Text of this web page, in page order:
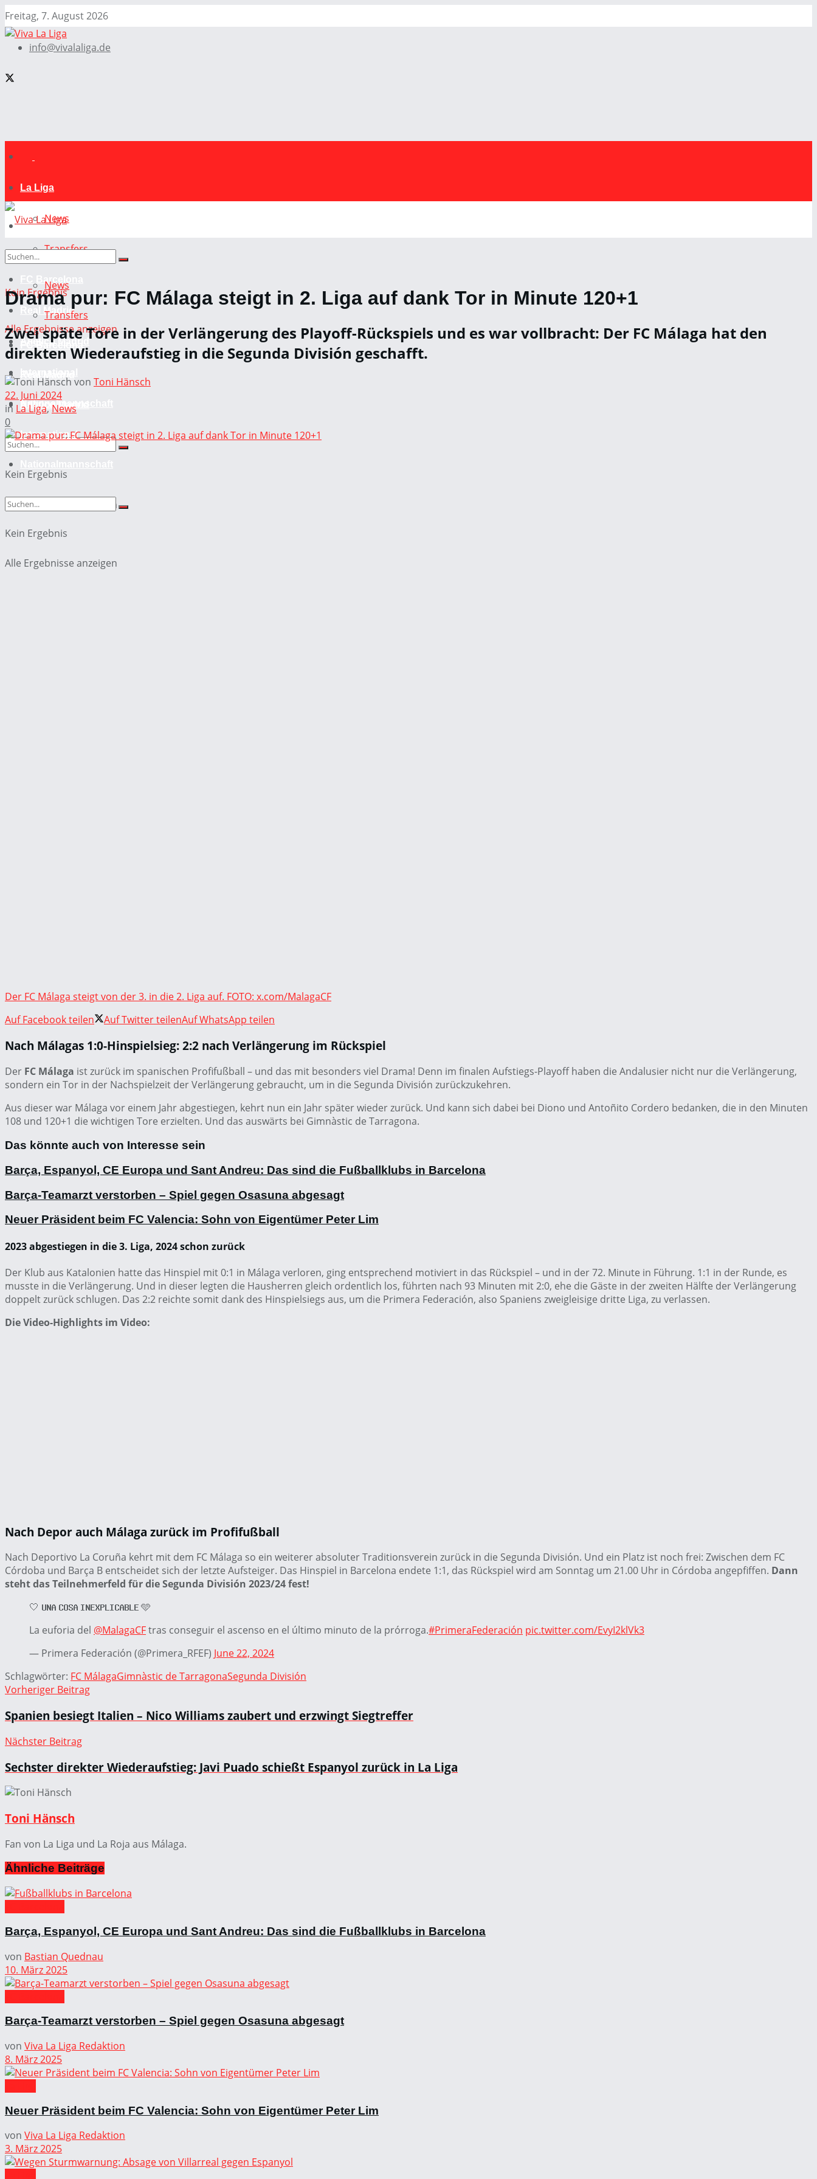
Freitag, 7. August 2026
info@vivalaliga.de
La Liga
News
Transfers
FC Barcelona
Real Madrid
Atletico Madrid
Nationalmannschaft
Kein Ergebnis
Alle Ergebnisse anzeigen
La Liga
News
Transfers
FC Barcelona
Atletico Madrid
International
Kein Ergebnis
Alle Ergebnisse anzeigen
Kein Ergebnis
Alle Ergebnisse anzeigen
Drama pur: FC Málaga steigt in 2. Liga auf dank Tor in Minute 120+1
Zwei späte Tore in der Verlängerung des Playoff-Rückspiels und es war vollbracht: Der FC Málaga hat den
direkten Wiederaufstieg in die Segunda División geschafft.
von Toni Hänsch
22. Juni 2024
in La Liga, News
0
Der FC Málaga steigt von der 3. in die 2. Liga auf. FOTO: x.com/MalagaCF
Auf Facebook teilen
Auf Twitter teilenAuf WhatsApp teilen
Nach Málagas 1:0-Hinspielsieg: 2:2 nach Verlängerung im Rückspiel
Der FC Málaga ist zurück im spanischen Profifußball – und das mit besonders viel Drama! Denn im finalen Aufstiegs-Playoff haben die Andalusier nicht nur die Verlängerung,
sondern ein Tor in der Nachspielzeit der Verlängerung gebraucht, um in die Segunda División zurückzukehren.
Aus dieser war Málaga vor einem Jahr abgestiegen, kehrt nun ein Jahr später wieder zurück. Und kann sich dabei bei Diono und Antoñito Cordero bedanken, die in den Minuten
108 und 120+1 die wichtigen Tore erzielten. Und das auswärts bei Gimnàstic de Tarragona.
Das könnte auch von Interesse sein
Barça, Espanyol, CE Europa und Sant Andreu: Das sind die Fußballklubs in Barcelona
Barça-Teamarzt verstorben – Spiel gegen Osasuna abgesagt
Neuer Präsident beim FC Valencia: Sohn von Eigentümer Peter Lim
2023 abgestiegen in die 3. Liga, 2024 schon zurück
Der Klub aus Katalonien hatte das Hinspiel mit 0:1 in Málaga verloren, ging entsprechend motiviert in das Rückspiel – und in der 72. Minute in Führung. 1:1 in der Runde, es
musste in die Verlängerung. Und in dieser legten die Hausherren gleich ordentlich los, führten nach 93 Minuten mit 2:0, ehe die Gäste in der zweiten Hälfte der Verlängerung
doppelt zurück schlugen. Das 2:2 reichte somit dank des Hinspielsiegs aus, um die Primera Federación, also Spaniens zweigleisige dritte Liga, zu verlassen.
Die Video-Highlights im Video:
Nach Depor auch Málaga zurück im Profifußball
Nach Deportivo La Coruña kehrt mit dem FC Málaga so ein weiterer absoluter Traditionsverein zurück in die Segunda División. Und ein Platz ist noch frei: Zwischen dem FC
Córdoba und Barça B entscheidet sich der letzte Aufsteiger. Das Hinspiel in Barcelona endete 1:1, das Rückspiel wird am Sonntag um 21.00 Uhr in Córdoba angepfiffen. Dann
steht das Teilnehmerfeld für die Segunda División 2023/24 fest!
🤍 𝗨𝗡𝗔 𝗖𝗢𝗦𝗔 𝗜𝗡𝗘𝗫𝗣𝗟𝗜𝗖𝗔𝗕𝗟𝗘 🩵
La euforia del @MalagaCFtras conseguir el ascenso en el último minuto de la prórroga.#PrimeraFederación pic.twitter.com/EvyI2klVk3
— Primera Federación (@Primera_RFEF) June 22, 2024
Schlagwörter: FC MálagaGimnàstic de TarragonaSegunda División
Vorheriger Beitrag
Spanien besiegt Italien – Nico Williams zaubert und erzwingt Siegtreffer
Nächster Beitrag
Sechster direkter Wiederaufstieg: Javi Puado schießt Espanyol zurück in La Liga
Toni Hänsch
Fan von La Liga und La Roja aus Málaga.
Ähnliche Beiträge
Barça, Espanyol, CE Europa und Sant Andreu: Das sind die Fußballklubs in Barcelona
von Bastian Quednau
10. März 2025
Barça-Teamarzt verstorben – Spiel gegen Osasuna abgesagt
von Viva La Liga Redaktion
8. März 2025
Neuer Präsident beim FC Valencia: Sohn von Eigentümer Peter Lim
von Viva La Liga Redaktion
3. März 2025